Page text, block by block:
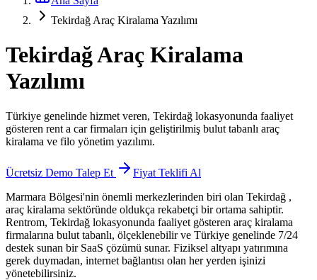
Tekirdağ Araç Kiralama Yazılımı
TekirdağAraç Kiralama
Yazılımı
Türkiye genelinde hizmet veren, Tekirdağ lokasyonunda faaliyet
gösteren rent a car firmaları için geliştirilmiş bulut tabanlı araç
kiralama ve filo yönetim yazılımı.
Ücretsiz Demo Talep Et
Fiyat Teklifi Al
Marmara Bölgesi'nin önemli merkezlerinden biri olan Tekirdağ ,
araç kiralama sektöründe oldukça rekabetçi bir ortama sahiptir.
Rentrom, Tekirdağ lokasyonunda faaliyet gösteren araç kiralama
firmalarına bulut tabanlı, ölçeklenebilir ve Türkiye genelinde 7/24
destek sunan bir SaaS çözümü sunar. Fiziksel altyapı yatırımına
gerek duymadan, internet bağlantısı olan her yerden işinizi
yönetebilirsiniz.